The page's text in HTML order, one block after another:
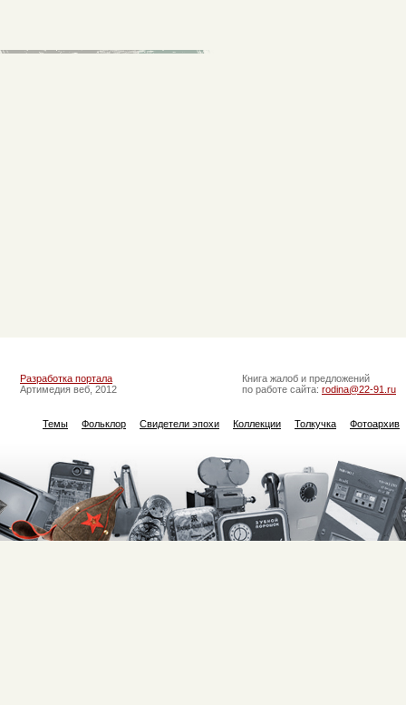
Разработка портала
Артимедия веб, 2012
Книга жалоб и предложений
по работе сайта: rodina@22-91.ru
Темы Фольклор Свидетели эпохи Коллекции Толкучка Фотоархив